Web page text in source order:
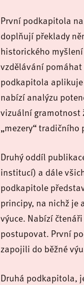
První podkapitola
doplňují překlady
historického
vzdělávání
podkapitola
nabízí analýzu
vizuální gramotnost
„mezery“
Druhý oddíl
institucí) a dále
podkapitole
principy, na nichž je
výuce. Nabízí
postupovat. První
zapojili do běžné
Druhá podkapitola,